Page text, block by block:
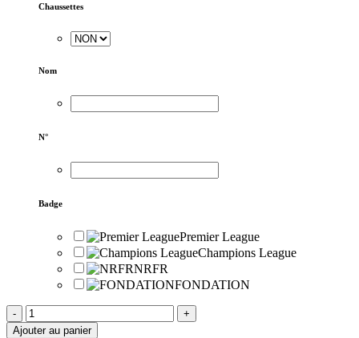
Chaussettes
Nom
N°
Badge
Premier League
Champions League
NRFR
FONDATION
-
+
Ajouter au panier